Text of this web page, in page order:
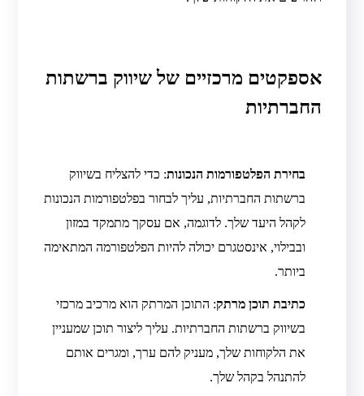
אספקטים מרכזיים של שיווק ברשתות
החברתיות
בחירת הפלטפורמות הנכונות: כדי להצליח בשיווק
ברשתות החברתיות, עליך לבחור בפלטפורמות הנכונות
לקהל היעד שלך. לדוגמה, אם עסקך מתמקד במזון
ובבילוי, אינסטגרם יכולה להיות הפלטפורמה המתאימה
ביותר.
כתיבת תוכן מרתק: התוכן המרתק הוא מרכיב מרכזי
בשיווק ברשתות החברתיות. עליך ליצור תוכן שמעניין
את הלקוחות שלך, מעניק להם ערך, ומגרים אותם
להתנהל בקהל שלך.